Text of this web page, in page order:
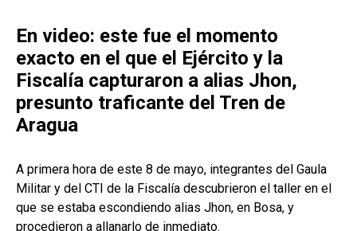
En video: este fue el momento
exacto en el que el Ejército y la
Fiscalía capturaron a alias Jhon,
presunto traficante del Tren de
Aragua
A primera hora de este 8 de mayo, integrantes del Gaula
Militar y del CTI de la Fiscalía descubrieron el taller en el
que se estaba escondiendo alias Jhon, en Bosa, y
procedieron a allanarlo de inmediato.